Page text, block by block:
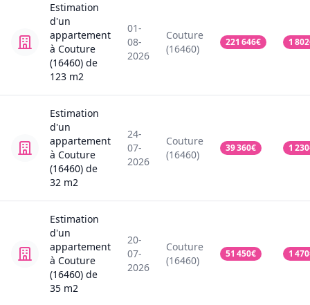
Estimation
d'un
appartement
à Couture
(16460) de
123 m2
01-
08-
2026
Couture
(16460)
221 646€ 1 802
Estimation
d'un
appartement
à Couture
(16460) de
32 m2
24-
07-
2026
Couture
(16460)
39 360€ 1 230
Estimation
d'un
appartement
à Couture
(16460) de
35 m2
20-
07-
2026
Couture
(16460)
51 450€ 1 470